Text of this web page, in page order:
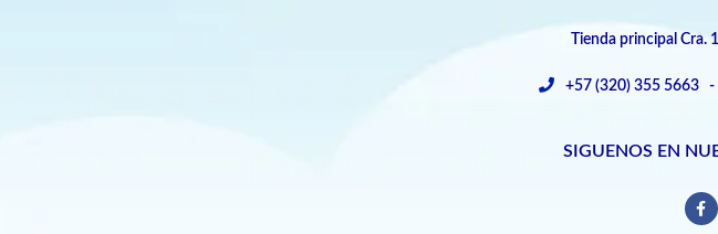
Tienda principal Cra.
+57 (320) 355 5663 -
SIGUENOS EN